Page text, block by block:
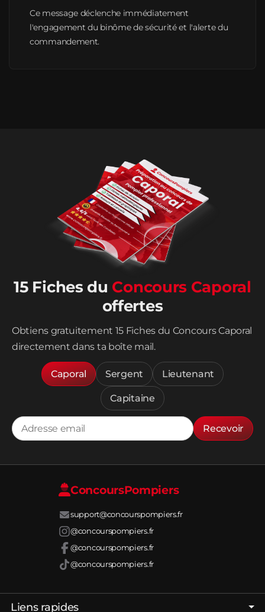
Ce message déclenche immédiatement
l'engagement du binôme de sécurité et l'alerte du
commandement.
15 Fiches du Concours Caporal
offertes
Obtiens gratuitement 15 Fiches du Concours Caporal
directement dans ta boîte mail.
Caporal Sergent Lieutenant
Capitaine
Recevoir
ConcoursPompiers
support@concourspompiers.fr
@concourspompiers.fr
@concourspompiers.fr
@concourspompiers.fr
Liens rapides